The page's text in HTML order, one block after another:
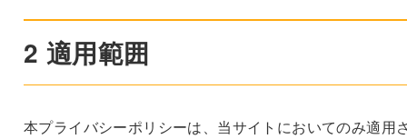
2 適用範囲
本プライバシーポリシーは、当サイトにおいてのみ適用